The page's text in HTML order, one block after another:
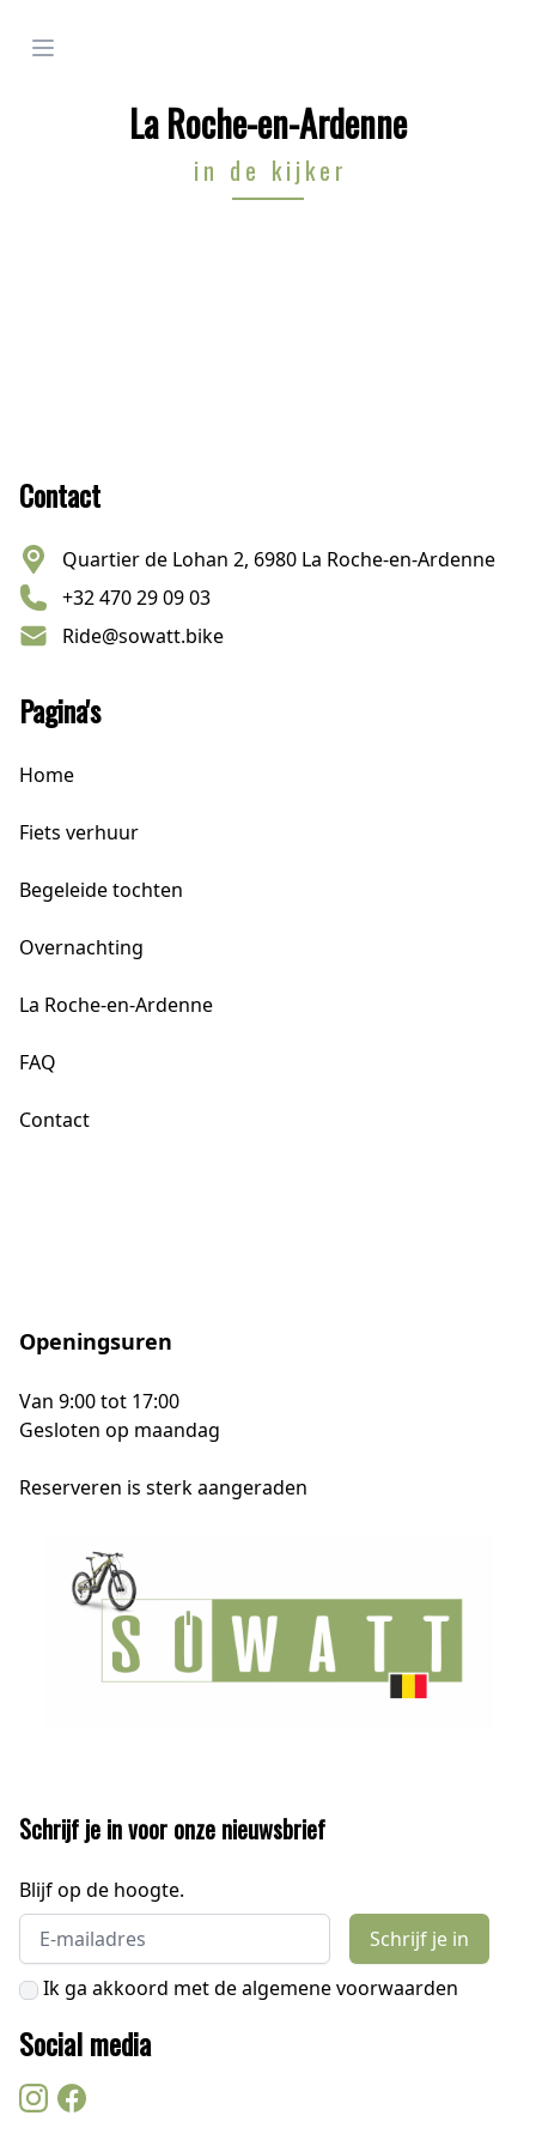
Open menu
La Roche-en-Ardenne
in de kijker
Contact
Quartier de Lohan 2, 6980 La Roche-en-Ardenne
+32 470 29 09 03
Ride@sowatt.bike
Pagina's
Home
Fiets verhuur
Begeleide tochten
Overnachting
La Roche-en-Ardenne
FAQ
Contact
Openingsuren
Van 9:00 tot 17:00
Gesloten op maandag
Reserveren is sterk aangeraden
Schrijf je in voor onze nieuwsbrief
Blijf op de hoogte.
Email address
Schrijf je in
Ik ga akkoord met de algemene voorwaarden
Social media